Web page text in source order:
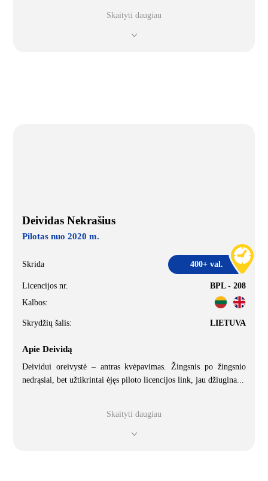
Skaityti daugiau
Deividas Nekrašius
Pilotas nuo 2020 m.
Skrida 400+ val.
Licencijos nr.
BPL - 208
Kalbos:
Skrydžių šalis: LIETUVA
Apie Deividą
Deividui oreivystė – antras kvėpavimas. Žingsnis po žingsnio
nedrąsiai, bet užtikrintai ėjęs piloto licencijos link, jau džiugina...
Skaityti daugiau